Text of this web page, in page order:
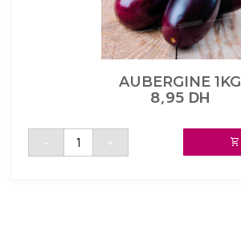
AUBERGINE 1KG
8,95 DH
-
quantité
AUBERGINE
+